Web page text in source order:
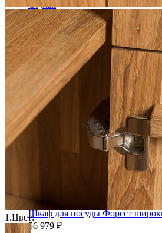
Стулья барные и столы барные
Сундуки
Табуреты
Шкафы для посуды
Шкаф 1-но створчатый
Шкаф 2-х створчатый для
Шкаф 3-х створчатый для
Шкаф 4-х створчатый для
Шкаф угловой для посуды
Шкаф для посуды Форест
56 979 ₽
1.Цвет: